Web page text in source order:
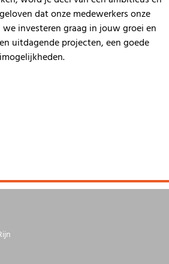
dat onze medewerkers onze
investeren graag in jouw groei en
uitdagende projecten, een goede